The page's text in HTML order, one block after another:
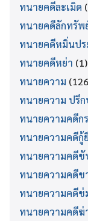
ทนายคดีละเมิด
ทนายคดีลักทรัพ
ทนายคดีหมิ่นปร
ทนายคดีหย่า (1)
ทนายความ
ทนายความ ปรึ
ทนายความคดีก
ทนายความคดีกู้
ทนายความคดี
ทนายความคดีข
ทนายความคดีข่
ทนายความคดีฆ่